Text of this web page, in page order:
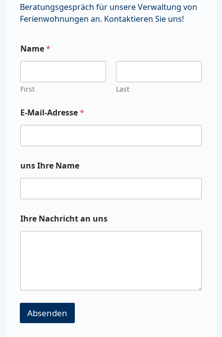
Beratungsgespräch für unsere Verwaltung von
Ferienwohnungen an. Kontaktieren Sie uns!
Name*
First Last
E-Mail-Adresse*
uns Ihre Name
Ihre Nachricht an uns
Absenden